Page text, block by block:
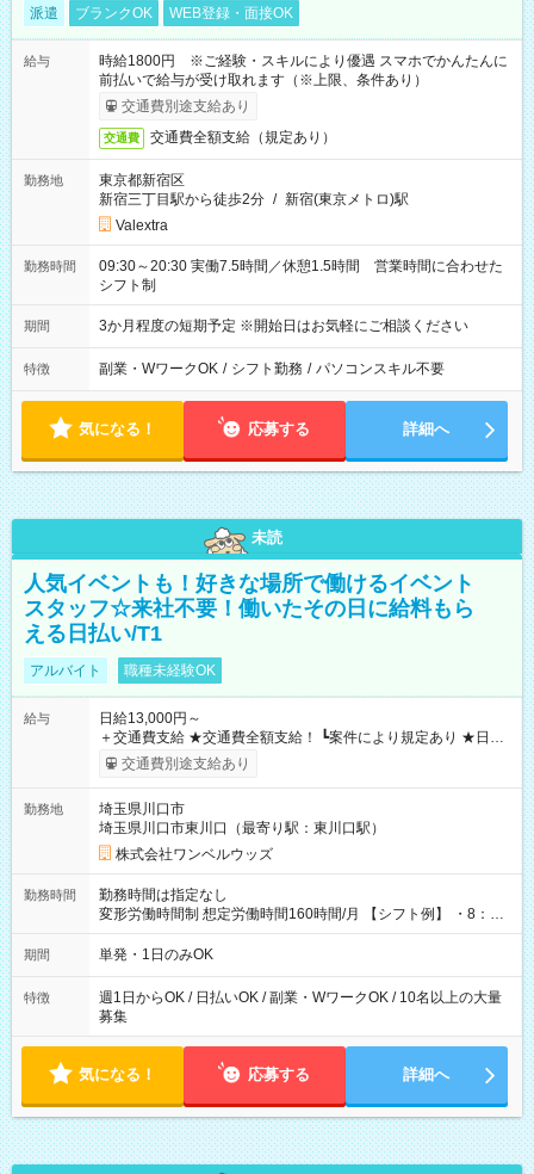
派遣 ブランクOK WEB登録・面接OK
給与
時給1800円 ※ご経験・スキルにより優遇 スマホでかんたんに
前払いで給与が受け取れます（※上限、条件あり）
交通費別途支給あり
交通費 交通費全額支給（規定あり）
勤務地
東京都新宿区
新宿三丁目駅から徒歩2分 / 新宿(東京メトロ)駅
Valextra
勤務時間
09:30～20:30 実働7.5時間／休憩1.5時間 営業時間に合わせた
シフト制
期間 3か月程度の短期予定 ※開始日はお気軽にご相談ください
特徴 副業・WワークOK / シフト勤務 / パソコンスキル不要
気になる！ 応募する 詳細へ
未読
人気イベントも！好きな場所で働けるイベント
スタッフ☆来社不要！働いたその日に給料もら
える日払い/T1
アルバイト 職種未経験OK
給与
日給13,000円～
＋交通費支給 ★交通費全額支給！ ┗案件により規定あり ★日払
いOK！（規定あり） ┗働いたその日に現金GET♪ お仕事後はコ
ンビニATMから 日払い分を引き落とせます！ 【試用期間】試
交通費別途支給あり
勤務地
埼玉県川口市
埼玉県川口市東川口（最寄り駅：東川口駅）
株式会社ワンベルウッズ
勤務時間
勤務時間は指定なし
変形労働時間制 想定労働時間160時間/月 【シフト例】 ・8：00
～21：00
期間 単発・1日のみOK
特徴
週1日からOK / 日払いOK / 副業・WワークOK / 10名以上の大量
募集
気になる！ 応募する 詳細へ